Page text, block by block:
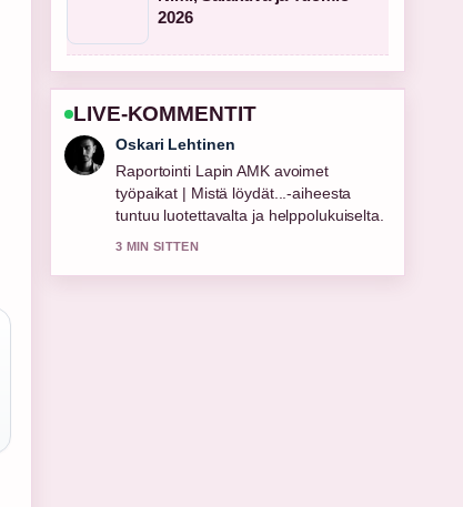
2026
LIVE-KOMMENTIT
Sanni Heikkinen
Vahvaa tarkistustyota liittyen Lapin AMK
avoimet työpaikat – hakuohjeet.
Useampien medioiden tulisi kirjoittaa